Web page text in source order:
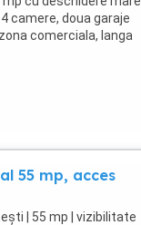
camere, doua garaje
comerciala, langa
55 mp, acces
| 55 mp | vizibilitate